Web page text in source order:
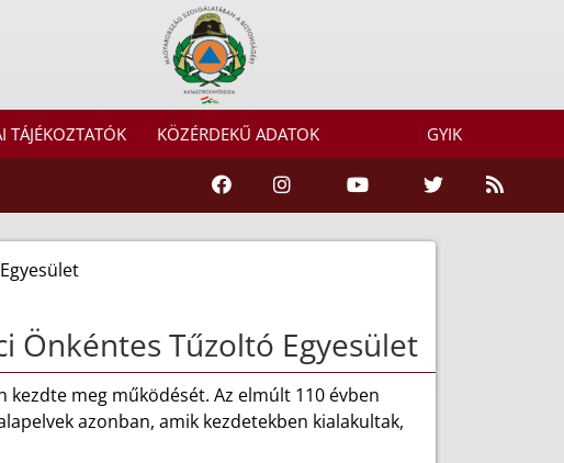
TÁJÉKOZTATÓK KÖZÉRDEKŰ ADATOK GYIK
Önkéntes Tűzoltó Egyesület
kezdte meg működését. Az elmúlt 110 évben
azonban, amik kezdetekben kialakultak,